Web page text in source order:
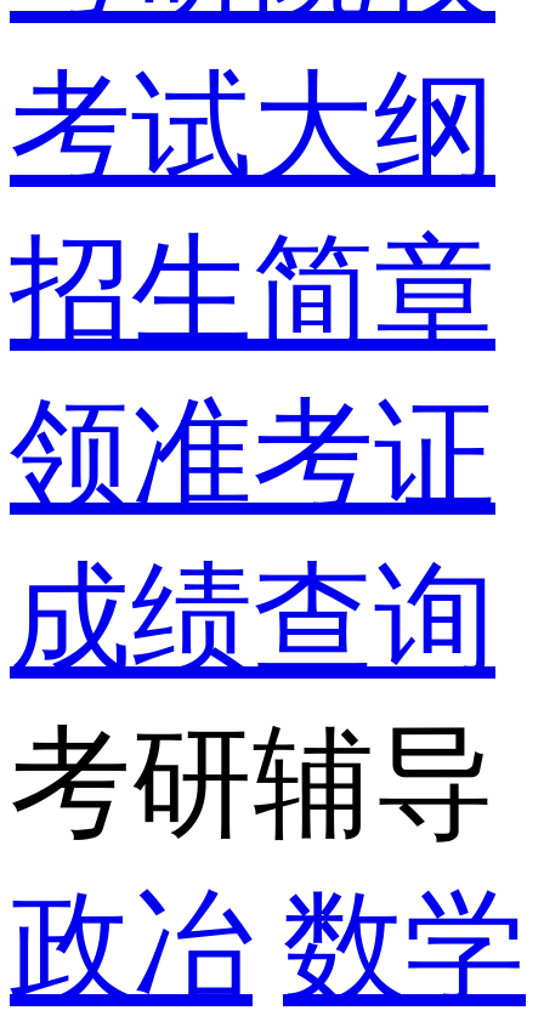
考试大纲
招生简章
领准考证
成绩查询
考研辅导
政冶 数学